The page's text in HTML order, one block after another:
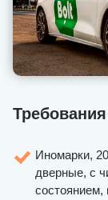
Иномарки,
дверные, с
состоянием,